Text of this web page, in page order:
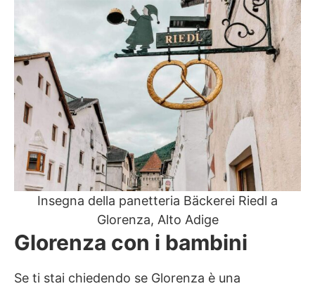
Insegna della panetteria Bäckerei Riedl a
Glorenza, Alto Adige
Glorenza con i bambini
Se ti stai chiedendo se Glorenza è una